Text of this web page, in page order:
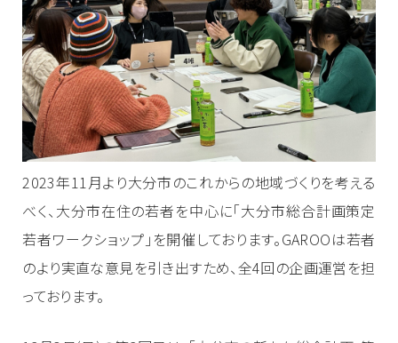
2023年11月より大分市のこれからの地域づくりを考える
べく、大分市在住の若者を中心に「大分市総合計画策定
若者ワークショップ」を開催しております。GAROOは若者
のより実直な意見を引き出すため、全4回の企画運営を担
っております。